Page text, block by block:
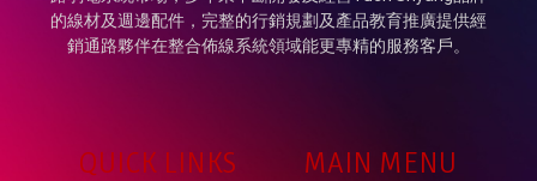
的線材及週邊配件，完整的行銷規劃及產品教育推廣提供經
銷通路夥伴在整合佈線系統領域能更專精的服務客戶。
QUICK LINKS MAIN MENU